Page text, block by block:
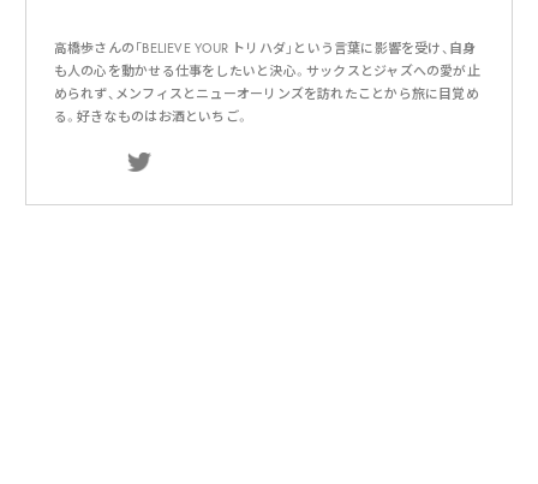
高橋歩さんの「BELIEVE YOUR トリハダ」という言葉に影響を受け、自身
も人の心を動かせる仕事をしたいと決心。サックスとジャズへの愛が止
められず、メンフィスとニューオーリンズを訪れたことから旅に目覚め
る。好きなものはお酒といちご。